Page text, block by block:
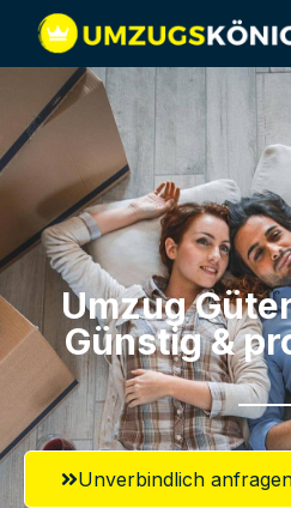
Umzug
Günstig &
Unverbindlich